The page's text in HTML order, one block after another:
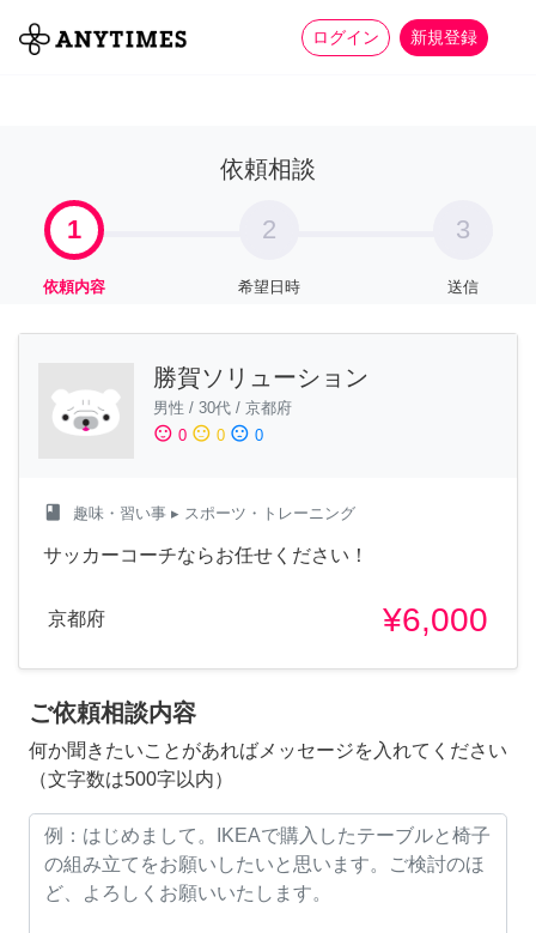
ログイン 新規登録
全て 家事 more_horiz
依頼相談
1
依頼内容
2
希望日時
3
送信
勝賀ソリューション
男性 / 30代 / 京都府
sentiment_satisfied 0 sentiment_neutral 0 sentiment_dissatisfied 0
class 趣味・習い事 ▸ スポーツ・トレーニング
サッカーコーチならお任せください！
京都府 ¥6,000
ご依頼相談内容
何か聞きたいことがあればメッセージを入れてください
（文字数は500字以内）